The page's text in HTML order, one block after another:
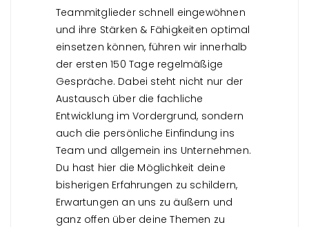
Teammitglieder schnell eingewöhnen
und ihre Stärken & Fähigkeiten optimal
einsetzen können, führen wir innerhalb
der ersten 150 Tage regelmäßige
Gespräche. Dabei steht nicht nur der
Austausch über die fachliche
Entwicklung im Vordergrund, sondern
auch die persönliche Einfindung ins
Team und allgemein ins Unternehmen.
Du hast hier die Möglichkeit deine
bisherigen Erfahrungen zu schildern,
Erwartungen an uns zu äußern und
ganz offen über deine Themen zu